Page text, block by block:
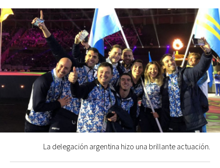
La delegación argentina hizo una brillante actuación.